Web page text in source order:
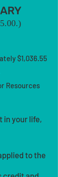
RY
)
$1,036.55
Resources
your life,
to the